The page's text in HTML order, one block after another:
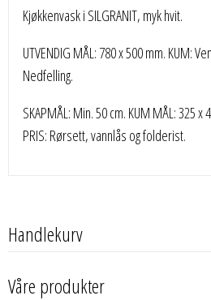
Kjøkkenvask i SILGRANIT, myk hvit.
UTVENDIG MÅL: 780 x 500 mm. KUM:
Nedfelling.
SKAPMÅL: Min. 50 cm. KUM MÅL: 325 x
PRIS: Rørsett, vannlås og folderist.
Handlekurv
Våre produkter